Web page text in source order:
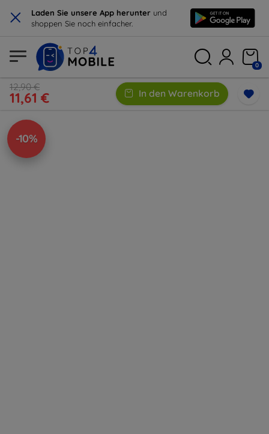
× Laden Sie unsere App herunter und
shoppen Sie noch einfacher.
0
12,90 €
11,61 € In den Warenkorb
-10%